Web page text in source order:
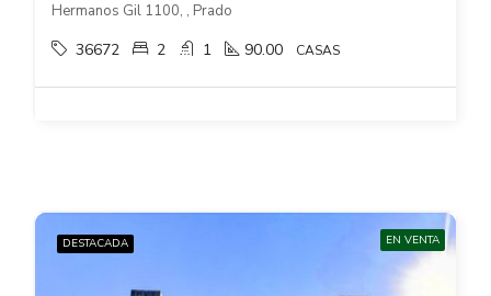
Hermanos Gil 1100, , Prado
36672 2 1 90.00 CASAS
DESTACADA EN VENTA